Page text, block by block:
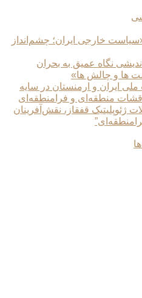
خارجی ایران؛ چشم‌انداز
نگاه عمیق به بحران
ها و چالش ها»
ملی ایران و ارمنستان در سایه
منطقه‌ای و فرامنطقه‌ای
ژئوپلیتیک قفقاز، نقش‌آفرینان